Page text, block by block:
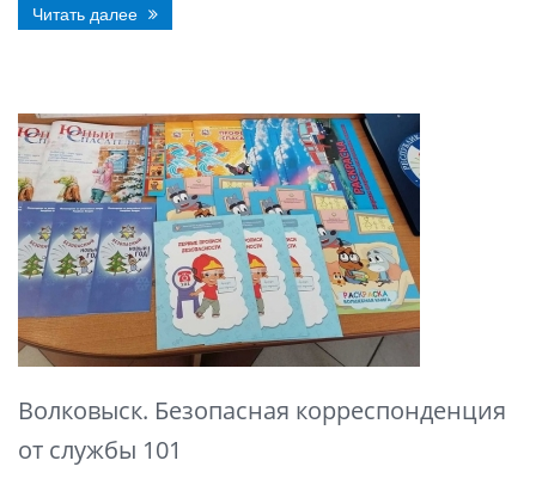
Читать далее
Волковыск. Безопасная корреспонденция
от службы 101